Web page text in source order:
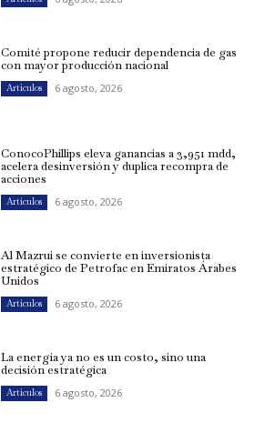
Comité propone reducir dependencia de gas
con mayor producción nacional
Artículos 6 agosto, 2026
ConocoPhillips eleva ganancias a 3,951 mdd,
acelera desinversión y duplica recompra de
acciones
Artículos 6 agosto, 2026
Al Mazrui se convierte en inversionista
estratégico de Petrofac en Emiratos Árabes
Unidos
Artículos 6 agosto, 2026
La energía ya no es un costo, sino una
decisión estratégica
Artículos 6 agosto, 2026